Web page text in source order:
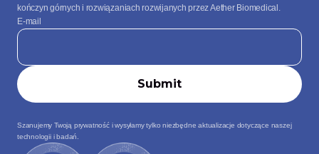
kończyn górnych i rozwiązaniach rozwijanych przez Aether Biomedical.
E-mail
Szanujemy Twoją prywatność i wysyłamy tylko niezbędne aktualizacje dotyczące naszej
technologii i badań.